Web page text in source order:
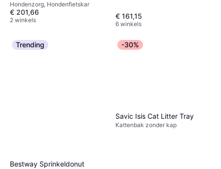
Hondenzorg, Hondenfietskar
€ 201,66
2 winkels € 161,15
6 winkels
Trending
Bestway Sprinkeldonut
-30%
Savic Isis Cat Litter Tray
Kattenbak zonder kap